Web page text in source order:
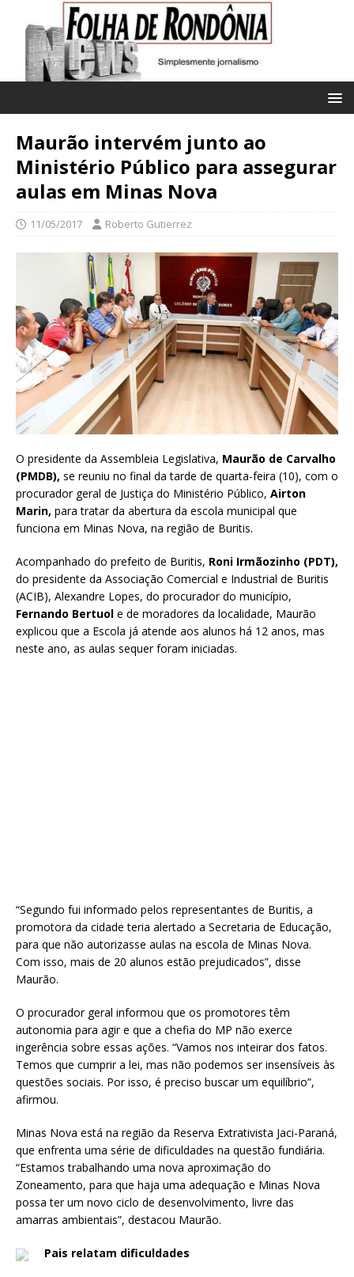
Maurão intervém junto ao
Ministério Público para assegurar
aulas em Minas Nova
11/05/2017 Roberto Gutierrez
O presidente da Assembleia Legislativa, Maurão de Carvalho
(PMDB), se reuniu no final da tarde de quarta-feira (10), com o
procurador geral de Justiça do Ministério Público, Airton
Marin, para tratar da abertura da escola municipal que
funciona em Minas Nova, na região de Buritis.
Acompanhado do prefeito de Buritis, Roni Irmãozinho (PDT),
do presidente da Associação Comercial e Industrial de Buritis
(ACIB), Alexandre Lopes, do procurador do município,
Fernando Bertuol e de moradores da localidade, Maurão
explicou que a Escola já atende aos alunos há 12 anos, mas
neste ano, as aulas sequer foram iniciadas.
“Segundo fui informado pelos representantes de Buritis, a
promotora da cidade teria alertado a Secretaria de Educação,
para que não autorizasse aulas na escola de Minas Nova.
Com isso, mais de 20 alunos estão prejudicados”, disse
Maurão.
O procurador geral informou que os promotores têm
autonomia para agir e que a chefia do MP não exerce
ingerência sobre essas ações. “Vamos nos inteirar dos fatos.
Temos que cumprir a lei, mas não podemos ser insensíveis às
questões sociais. Por isso, é preciso buscar um equilíbrio”,
afirmou.
Minas Nova está na região da Reserva Extrativista Jaci-Paraná,
que enfrenta uma série de dificuldades na questão fundiária.
“Estamos trabalhando uma nova aproximação do
Zoneamento, para que haja uma adequação e Minas Nova
possa ter um novo ciclo de desenvolvimento, livre das
amarras ambientais”, destacou Maurão.
Pais relatam dificuldades